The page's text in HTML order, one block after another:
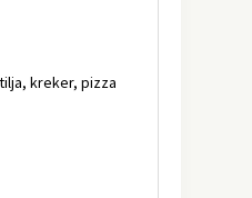
kreker, pizza